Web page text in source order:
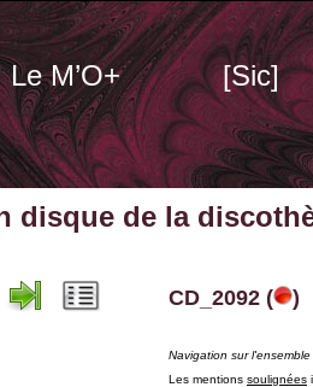
Le M’O+ [Sic]
disque de la
CD_2092 ( )
Navigation sur
Les mentions soulignées